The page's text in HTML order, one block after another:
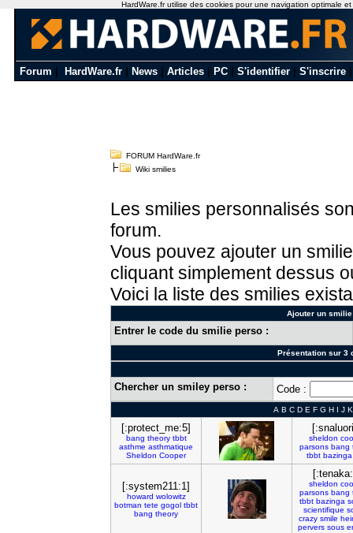
Forum HardWare.fr News Articles PC S'identifier S'inscrire
FORUM HardWare.fr
Wiki smilies
Les smilies personnalisés
forum.
Vous pouvez ajouter un
cliquant simplement dessus
Voici la liste des smilies
Ajouter un
Entrer le code du smilie perso :
Présentation sur 3
Chercher un smiley perso : Code :
A B C D E F G H I J K
[:protect_me:5]
bang theory tbbt
asthme asthmatique
Sheldon Cooper
sheldon
parsons bang
tbbt bazinga
[:system211:1]
howard wolowitz
botman tete gogol tbbt
bang theory
sheldon
parsons bang
tbbt bazinga
scientifique
crazy smile
pervers sous
HardWare.fr utilise des cookies pour une navigation optimale